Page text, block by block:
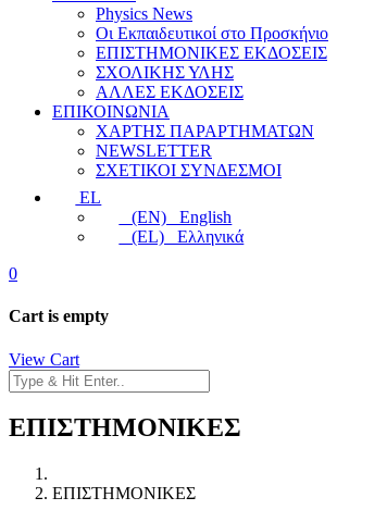
Physics News
Οι Εκπαιδευτικοί στο Προσκήνιο
ΕΠΙΣΤΗΜΟΝΙΚΕΣ ΕΚΔΟΣΕΙΣ
ΣΧΟΛΙΚΗΣ ΥΛΗΣ
ΑΛΛΕΣ ΕΚΔΟΣΕΙΣ
ΕΠΙΚΟΙΝΩΝΙΑ
ΧΑΡΤΗΣ ΠΑΡΑΡΤΗΜΑΤΩΝ
NEWSLETTER
ΣΧΕΤΙΚΟΙ ΣΥΝΔΕΣΜΟΙ
EL
(EN) English
(EL) Ελληνικά
0
Cart is empty
View Cart
ΕΠΙΣΤΗΜΟΝΙΚΕΣ
ΕΠΙΣΤΗΜΟΝΙΚΕΣ